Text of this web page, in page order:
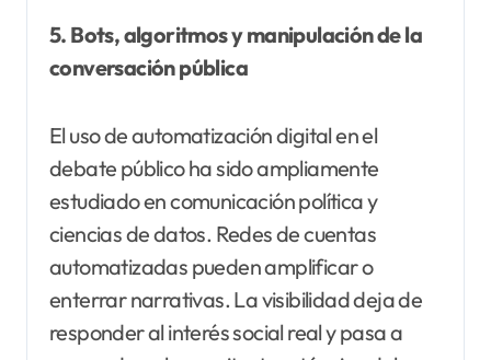
5. Bots, algoritmos y manipulación de la
conversación pública
El uso de automatización digital en el
debate público ha sido ampliamente
estudiado en comunicación política y
ciencias de datos. Redes de cuentas
automatizadas pueden amplificar o
enterrar narrativas. La visibilidad deja de
responder al interés social real y pasa a